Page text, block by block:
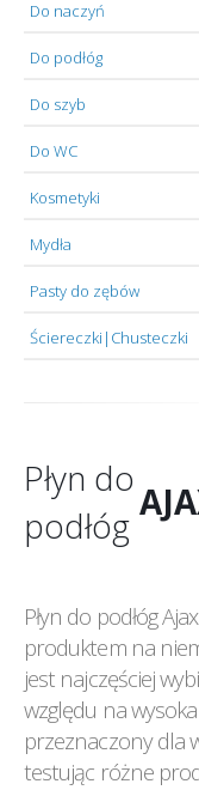
Do naczyń
Do podłóg
Do szyb
Do WC
Kosmetyki
Mydła
Pasty do zębów
Ściereczki|Chusteczki
Płyn do
podłóg
Płyn do podłóg
produktem na
jest najczęściej
względu na
przeznaczony dla
testując różne